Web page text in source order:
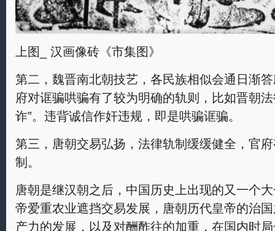
上图_ 汉画像砖《市集图》
第二，魏晋南北朝技艺，各民族相似会通日渐
府对诓骗哄骗有了较为明确的轨则，比如晋朝
诈”。违背诚信作奸违规，即是哄骗诓骗。
第三，唐朝交易弘扬，法律轨制缓缓健全，官
制。
唐朝是继汉朝之后，中国历史上出现的又一个
帝爱重农业遮挡交易发展，唐朝历代皇帝的治
产力的发展，以及对酬酢往的加重，在国内时